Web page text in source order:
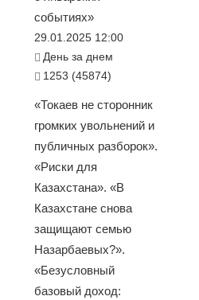
событиях»
29.01.2025 12:00
День за днем
1253 (45874)
«Токаев не сторонник
громких увольнений и
публичных разборок».
«Риски для
Казахстана». «В
Казахстане снова
защищают семью
Назарбаевых?».
«Безусловный
базовый доход: